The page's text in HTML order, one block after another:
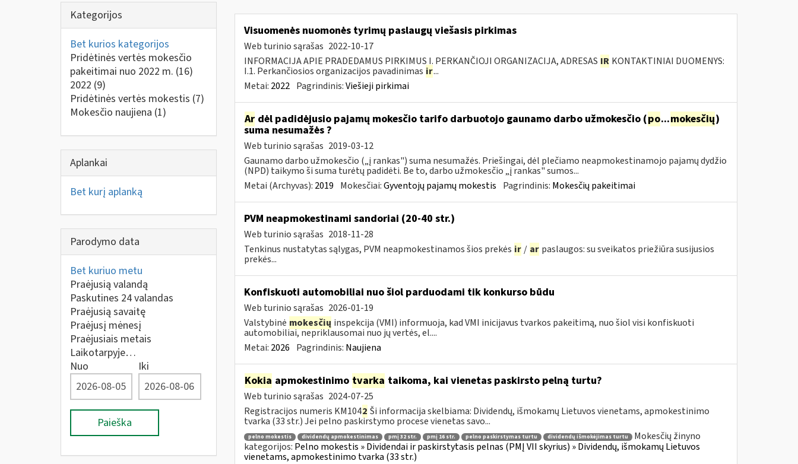
Kategorijos
Bet kurios kategorijos
Pridėtinės vertės mokesčio
pakeitimai nuo 2022 m. (16)
2022 (9)
Pridėtinės vertės mokestis (7)
Mokesčio naujiena (1)
Aplankai
Bet kurį aplanką
Parodymo data
Bet kuriuo metu
Praėjusią valandą
Paskutines 24 valandas
Praėjusią savaitę
Praėjusį mėnesį
Praėjusiais metais
Laikotarpyje…
Nuo
Iki
Paieška
Visuomenės nuomonės tyrimų paslaugų viešasis pirkimas
Web turinio sąrašas 2022-10-17
INFORMACIJA APIE PRADEDAMUS PIRKIMUS I. PERKANČIOJI ORGANIZACIJA, ADRESAS IR KONTAKTINIAI DUOMENYS:
I.1. Perkančiosios organizacijos pavadinimas ir...
Metai: 2022 Pagrindinis:Viešieji pirkimai
Ardėl padidėjusio pajamų mokesčio tarifo darbuotojo gaunamo darbo užmokesčio (po...mokesčių)
suma nesumažės ?
Web turinio sąrašas 2019-03-12
Gaunamo darbo užmokesčio („į rankas") suma nesumažės. Priešingai, dėl plečiamo neapmokestinamojo pajamų dydžio
(NPD) taikymo ši suma turėtų padidėti. Be to, darbo užmokesčio „į rankas" sumos...
Metai (Archyvas): 2019 Mokesčiai:Gyventojų pajamų mokestis Pagrindinis: Mokesčių pakeitimai
PVM neapmokestinami sandoriai (20-40 str.)
Web turinio sąrašas 2018-11-28
Tenkinus nustatytas sąlygas, PVM neapmokestinamos šios prekės ir / ar paslaugos: su sveikatos priežiūra susijusios
prekės...
Konfiskuoti automobiliai nuo šiol parduodami tik konkurso būdu
Web turinio sąrašas 2026-01-19
Valstybinė mokesčių inspekcija (VMI) informuoja, kad VMI inicijavus tvarkos pakeitimą, nuo šiol visi konfiskuoti
automobiliai, nepriklausomai nuo jų vertės, el....
Metai: 2026 Pagrindinis: Naujiena
Kokia apmokestinimo tvarka taikoma, kai vienetas paskirsto pelną turtu?
Web turinio sąrašas 2024-07-25
Registracijos numeris KM1042 Ši informacija skelbiama: Dividendų, išmokamų Lietuvos vienetams, apmokestinimo
tvarka (33 str.) Jei pelno paskirstymo procese vienetas savo...
pelno mokestis dividendų apmokestinimas pmį 32 str. pmį 16 str. pelno paskirstymas turtu dividendų išmokėjimas turtu
Mokesčių žinyno
kategorijos: Pelno mokestis » Dividendai ir paskirstytasis pelnas (PMĮ VII skyrius) » Dividendų, išmokamų Lietuvos
vienetams, apmokestinimo tvarka (33 str.)